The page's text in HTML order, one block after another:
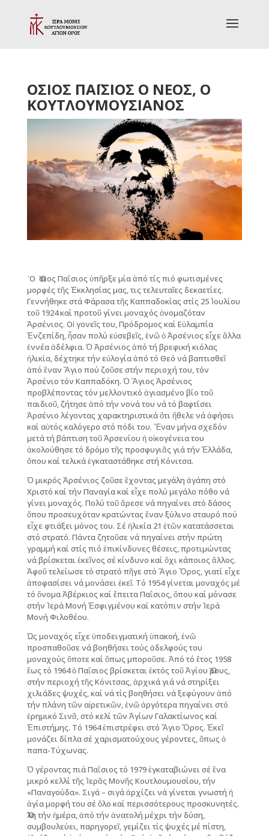
ΟΣΙΟΣ ΠΑΪΣΙΟΣ Ο ΝΕΟΣ, Ο
ΚΟΥΤΛΟΥΜΟΥΣΙΑΝΟΣ
῾O Ὅσιος Παΐσιος ὑπῆρξε μία ἀπό τίς πιό φωτισμένες
μορφές τῆς Ἐκκλησίας μας, τις τελευταῖες δεκαετίες.
Γεννήθηκε στά Φάρασα τῆς Καππαδοκίας στίς 25 Ἰουλίου
τοῦ 1924 καί προτοῦ γίνει μοναχός ὀνομαζόταν
Ἀρσένιος. Οἱ γονεῖς του, Πρόδρομος καί Εὐλαμπία
Ἐνζεπίδη, ἦσαν πολύ εὐσεβεῖς, ἐνῶ ὁ Ἀρσένιος εἶχε ἄλλα
ἐννέα ἀδέλφια. Ὁ Ἀρσένιος ἀπό τή βρεφική κιόλας
ἡλικία, δέχτηκε τήν εὐλογία ἀπό τό Θεό νά βαπτισθεῖ
ἀπό ἕναν Ἅγιο πού ζοῦσε στήν περιοχή του, τόν
Ἀρσένιο τόν Καππαδόκη. Ὁ Ἅγιος Ἀρσένιος
προβλέποντας τόν μελλοντικό ἁγιασμένο βίο τοῦ
παιδιοῦ, ζήτησε ἀπό τήν νονά του νά τό βαφτίσει
Ἀρσένιο λέγοντας χαρακτηριστικά ὅτι ἤθελε νά ἀφήσει
καί αὐτός καλόγερο στό πόδι του. Ἕναν μήνα σχεδόν
μετά τή βάπτιση τοῦ Ἀρσενίου ἡ οἰκογένεια του
ἀκολούθησε τό δρόμο τῆς προσφυγιᾶς γιά τήν Ἑλλάδα,
ὅπου καί τελικά ἐγκαταστάθηκε στή Κόνιτσα.
Ὁ μικρός Ἀρσένιος ζοῦσε ἔχοντας μεγάλη ἀγάπη στό
Χριστό καί τήν Παναγία καί εἶχε πολύ μεγάλο πόθο νά
γίνει μοναχός. Πολύ τοῦ ἄρεσε νά πηγαίνει στό δάσος
ὅπου προσευχόταν κρατώντας ἕναν ξύλινο σταυρό πού
εἶχε φτιάξει μόνος του. Σέ ἡλικία 21 ἐτῶν κατατάσσεται
στό στρατό. Πάντα ζητοῦσε νά πηγαίνει στήν πρώτη
γραμμή καί στίς πιό ἐπικίνδυνες θέσεις, προτιμώντας
νά βρίσκεται ἐκεῖνος σέ κίνδυνο καί ὄχι κάποιος ἄλλος.
Ἀφοῦ τελείωσε τό στρατό πῆγε στό Ἅγιο Ὄρος, γιατί εἶχε
ἀποφασίσει νά μονάσει ἐκεῖ. Τό 1954 γίνεται μοναχός μέ
τό ὄνομα Ἀβέρκιος καί ἔπειτα Παΐσιος, ὅπου καί μόνασε
στήν Ἱερά Μονή Ἐσφιγμένου καί κατόπιν στήν Ἱερά
Μονή Φιλοθέου.
Ὡς μοναχός εἶχε ὑποδειγματική ὑπακοή, ἐνῶ
προσπαθοῦσε νά βοηθήσει τούς ἀδελφούς του
μοναχούς ὅποτε καί ὅπως μποροῦσε. Ἀπό τό ἔτος 1958
ἕως τό 1964 ὁ Παΐσιος βρίσκεται ἐκτός τοῦ Ἁγίου Ὅρους,
στήν περιοχή τῆς Κόνιτσας, ἀρχικά γιά νά στηρίξει
χιλιάδες ψυχές, καί νά τίς βοηθήσει νά ξεφύγουν ἀπό
τήν πλάνη τῶν αἱρετικῶν, ἐνῶ ἀργότερα πηγαίνει στό
ἐρημικό Σινᾶ, στό κελί τῶν Ἁγίων Γαλακτίωνος καί
Ἐπιστήμης. Τό 1964 ἐπιστρέφει στό Ἅγιο Ὄρος. Ἐκεῖ
μονάζει δίπλα σέ χαρισματούχους γέροντες, ὅπως ὁ
παπα-Τύχωνας.
Ὁ γέροντας πιά Παΐσιος τό 1979 ἐγκαταβιώνει σέ ἕνα
μικρό κελλί τῆς Ἱερᾶς Μονῆς Κουτλουμουσίου, τήν
«Παναγούδα». Σιγά – σιγά ἀρχίζει νά γίνεται γνωστή ἡ
ἁγία μορφή του σέ ὅλο καί περισσότερους προσκυνητές.
Ὅλη τήν ἡμέρα, ἀπό τήν ἀνατολή μέχρι τήν δύση,
συμβουλεύει, παρηγορεῖ, γεμίζει τίς ψυχές μέ πίστη,